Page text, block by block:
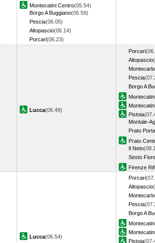
Montecatini Centro(05.54)
Borgo A Buggiano(05.59)
Pescia(06.05)
Altopascio(06.14)
Porcari(06.23)
Lucca(06.49)
Porcari
Altopascio
Pescia
Borgo A
Pistoia
Montale-
Prato Porta
Prato
Il Neto
Sesto
Firenze
Lucca(06.54)
Porcari
Altopascio
Pescia
Borgo A
Pistoia